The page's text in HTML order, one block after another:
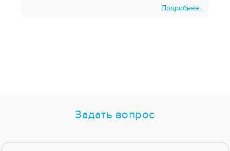
Подробнее...
Задать вопрос